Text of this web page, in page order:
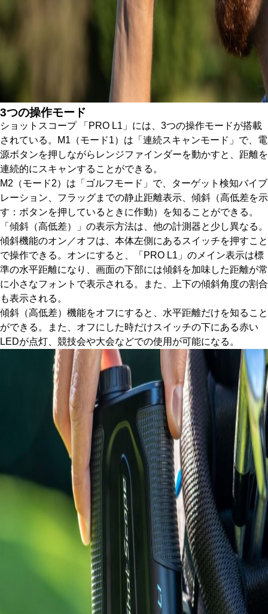
3つの操作モード
ショットスコープ 「PRO L1」には、3つの操作モードが搭載
されている。M1（モード1）は「連続スキャンモード」で、電
源ボタンを押しながらレンジファインダーを動かすと、距離を
連続的にスキャンすることができる。
M2（モード2）は「ゴルフモード」で、ターゲット検知バイブ
レーション、フラッグまでの静止距離表示、傾斜（高低差を示
す：ボタンを押しているときに作動）を知ることができる。
「傾斜（高低差）」の表示方法は、他の計測器と少し異なる。
傾斜機能のオン／オフは、本体左側にあるスイッチを押すこと
で操作できる。オンにすると、「PRO L1」のメイン表示は標
準の水平距離になり、画面の下部には傾斜を加味した距離が常
に小さなフォントで表示される。また、上下の傾斜角度の割合
も表示される。
傾斜（高低差）機能をオフにすると、水平距離だけを知ること
ができる。また、オフにした時だけスイッチの下にある赤い
LEDが点灯、競技会や大会などでの使用が可能になる。